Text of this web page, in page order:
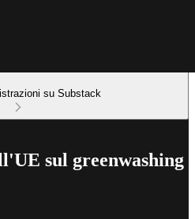
su Substack
sul greenwashing